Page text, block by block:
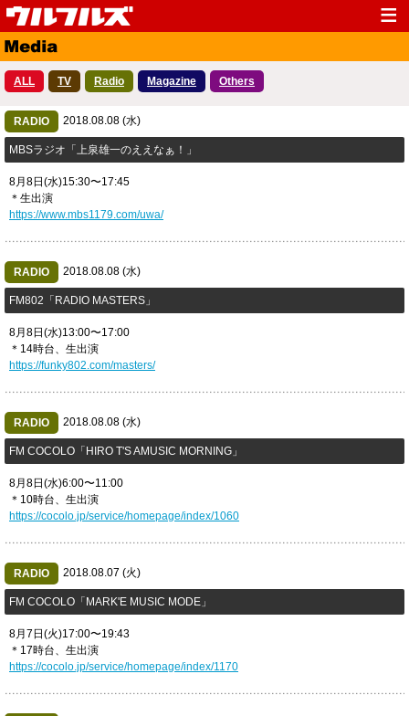
Top
Media Live
Profile
Fanclub
Contact
ALL TV Radio Magazine Others
RADIO 2018.08.08 (水)
MBSラジオ「上泉雄一のええなぁ！」
8月8日(水)15:30〜17:45
＊生出演
https://www.mbs1179.com/uwa/
RADIO 2018.08.08 (水)
​FM802「RADIO MASTERS」
8月8日(水)13:00〜17:00
＊14時台、生出演
https://funky802.com/masters/
RADIO 2018.08.08 (水)
​FM COCOLO「HIRO T'S AMUSIC MORNING」
8月8日(水)6:00〜11:00
＊10時台、生出演
https://cocolo.jp/service/homepage/index/1060
RADIO 2018.08.07 (火)
​FM COCOLO「MARK'E MUSIC MODE」
8月7日(火)17:00〜19:43
＊17時台、生出演
https://cocolo.jp/service/homepage/index/1170